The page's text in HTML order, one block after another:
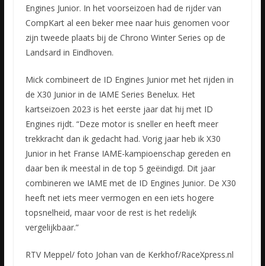
Engines Junior. In het voorseizoen had de rijder van
CompKart al een beker mee naar huis genomen voor
zijn tweede plaats bij de Chrono Winter Series op de
Landsard in Eindhoven.
Mick combineert de ID Engines Junior met het rijden in
de X30 Junior in de IAME Series Benelux. Het
kartseizoen 2023 is het eerste jaar dat hij met ID
Engines rijdt. “Deze motor is sneller en heeft meer
trekkracht dan ik gedacht had. Vorig jaar heb ik X30
Junior in het Franse IAME-kampioenschap gereden en
daar ben ik meestal in de top 5 geëindigd. Dit jaar
combineren we IAME met de ID Engines Junior. De X30
heeft net iets meer vermogen en een iets hogere
topsnelheid, maar voor de rest is het redelijk
vergelijkbaar.”
RTV Meppel/ foto Johan van de Kerkhof/RaceXpress.nl